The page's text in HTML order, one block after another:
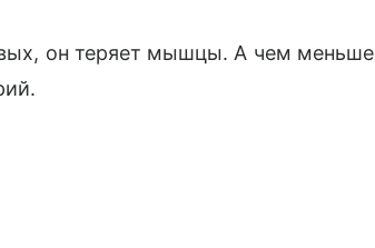
он теряет мышцы. А чем меньше